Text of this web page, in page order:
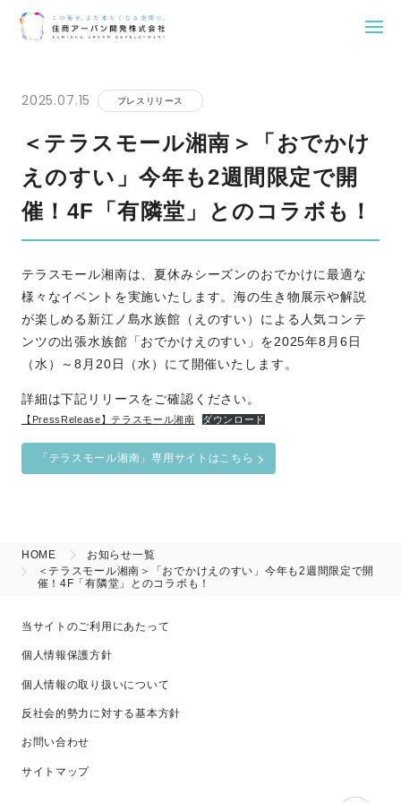
content2025.07.15 プレスリリース
＜テラスモール湘南＞「おでかけ
えのすい」今年も2週間限定で開
催！4F「有隣堂」とのコラボも！
テラスモール湘南は、夏休みシーズンのおでかけに最適な
様々なイベントを実施いたします。海の生き物展示や解説
が楽しめる新江ノ島水族館（えのすい）による人気コンテ
ンツの出張水族館「おでかけえのすい」を2025年8月6日
（水）～8月20日（水）にて開催いたします。
詳細は下記リリースをご確認ください。
【PressRelease】テラスモール湘南 ダウンロード
「テラスモール湘南」専用サイトはこちら
HOME
お知らせ一覧
＜テラスモール湘南＞「おでかけえのすい」今年も2週間限定で開
催！4F「有隣堂」とのコラボも！
当サイトのご利用にあたって
個人情報保護方針
個人情報の取り扱いについて
反社会的勢力に対する基本方針
お問い合わせ
サイトマップ